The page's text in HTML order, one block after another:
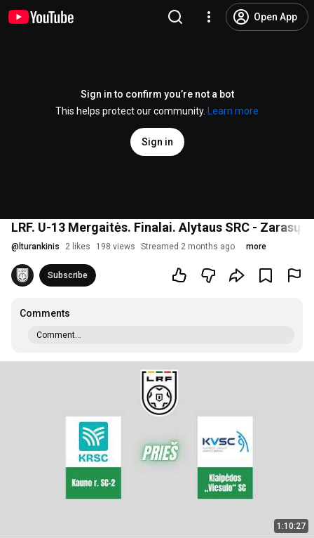
Open App
Sign in to confirm you’re not a bot
This helps protect our community.
Learn more
Sign in
LRF. U-13 Mergaitės. Finalai. Alytaus SRC - Zarasų
@ lturankinis 2 likes 198 views Streamed 2 months ago more
Subscribe
Comments
Comment...
1:10:27